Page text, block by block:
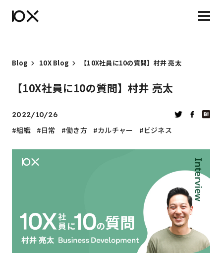
Blog 10X Blog 【10X社員に10の質問】村井 亮太
【10X社員に10の質問】村井 亮太
2022/10/26
組織 日常 働き方 カルチャー ビジネス